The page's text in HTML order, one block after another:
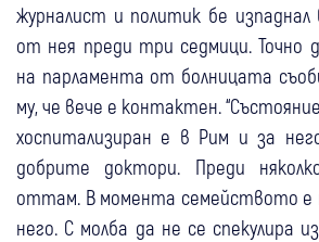
журналист и политик бе изпаднал
от нея преди три седмици. Точно
на парламента от болницата
му, че вече е контактен.
хоспитализиран е в Рим и за
добрите доктори. Преди
оттам. В момента семейството е
него. С молба да не се спекулира